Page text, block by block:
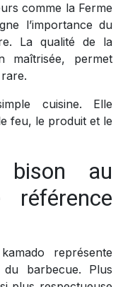
comme la Ferme
l’importance du
La qualité de la
maîtrisée, permet
cuisine. Elle
feu, le produit et le
au
référence
représente
du barbecue. Plus